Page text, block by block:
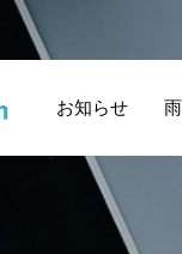
お知らせ